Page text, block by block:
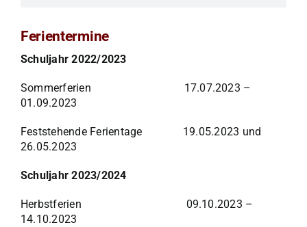
Ferientermine
Schuljahr 2022/2023
Sommerferien 17.07.2023 –
01.09.2023
Feststehende Ferientage 19.05.2023 und
26.05.2023
Schuljahr 2023/2024
Herbstferien 09.10.2023 –
14.10.2023